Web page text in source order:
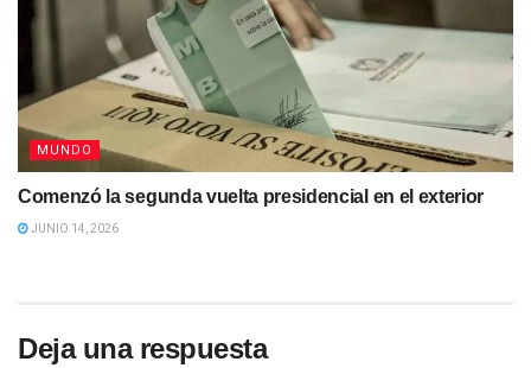
MUNDO
Comenzó la segunda vuelta presidencial en el exterior
JUNIO 14, 2026
Deja una respuesta